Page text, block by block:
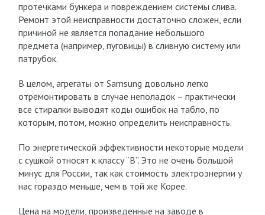
протечками бункера и повреждением системы слива.
Ремонт этой неисправности достаточно сложен, если
причиной не является попадание небольшого
предмета (например, пуговицы) в сливную систему или
патрубок.
В целом, агрегаты от Samsung довольно легко
отремонтировать в случае неполадок – практически
все стиралки выводят коды ошибок на табло, по
которым, потом, можно определить неисправность.
По энергетической эффективности некоторые модели
с сушкой относят к классу “B”. Это не очень большой
минус для России, так как стоимость электроэнергии у
нас гораздо меньше, чем в той же Корее.
Цена на модели, произведенные на заводе в